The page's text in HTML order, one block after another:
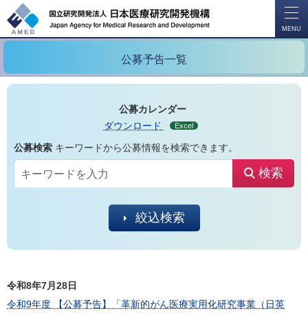
MENU
公募予告一覧
公募カレンダー
ダウンロード
Excel
公募検索 キーワードから公募情報を検索できます。
検索
絞込検索
令和8年7月28日
令和9年度 【公募予告】「革新的がん医療実用化研究事業（日英